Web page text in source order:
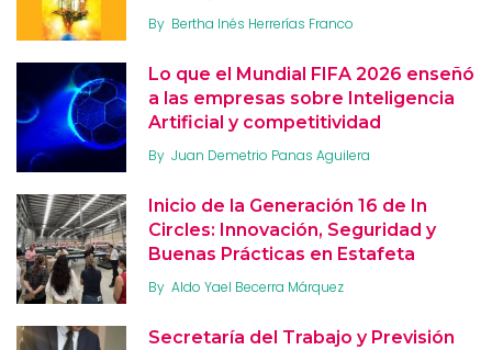
By Bertha Inés Herrerías Franco
Lo que el Mundial FIFA 2026 enseñó
a las empresas sobre Inteligencia
Artificial y competitividad
By Juan Demetrio Panas Aguilera
Inicio de la Generación 16 de In
Circles: Innovación, Seguridad y
Buenas Prácticas en Estafeta
By Aldo Yael Becerra Márquez
Secretaría del Trabajo y Previsión